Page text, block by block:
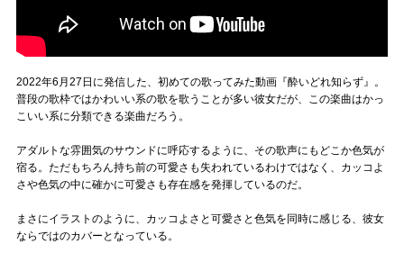
2022年6月27日に発信した、初めての歌ってみた動画『酔いどれ知らず』。
普段の歌枠ではかわいい系の歌を歌うことが多い彼女だが、この楽曲はかっ
こいい系に分類できる楽曲だろう。
アダルトな雰囲気のサウンドに呼応するように、その歌声にもどこか色気が
宿る。ただもちろん持ち前の可愛さも失われているわけではなく、カッコよ
さや色気の中に確かに可愛さも存在感を発揮しているのだ。
まさにイラストのように、カッコよさと可愛さと色気を同時に感じる、彼女
ならではのカバーとなっている。